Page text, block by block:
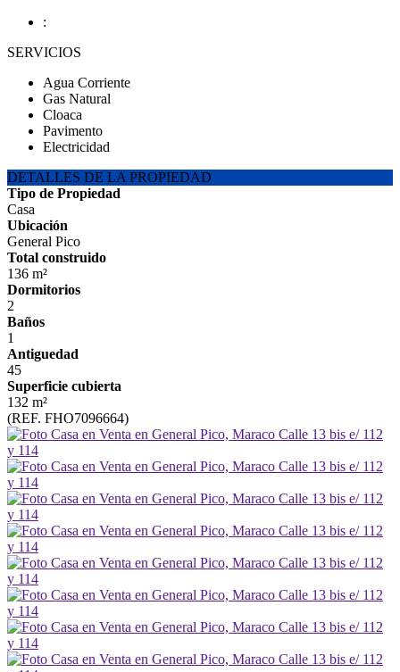
:
SERVICIOS
Agua Corriente
Gas Natural
Cloaca
Pavimento
Electricidad
DETALLES DE LA PROPIEDAD
Tipo de Propiedad
Casa
Ubicación
General Pico
Total construido
136 m²
Dormitorios
2
Baños
1
Antiguedad
45
Superficie cubierta
132 m²
(REF. FHO7096664)